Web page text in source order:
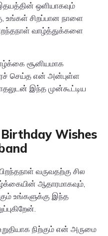
ஒளியாகவும்
உங்கள் சிறப்பான நாளை
வாழ்த்துக்களை
சூனியமாக
செய்த என் அன்புள்ள
இந்த முன்கூட்டிய
Wishes
வருவதற்கு சில
ஆதாரமாகவும்,
உங்களுக்கு இந்த
நிற்கும் என் அருமை